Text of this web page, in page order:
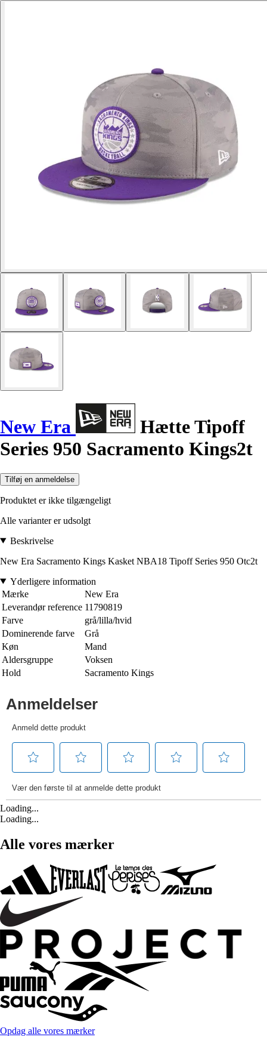
New Era
Hætte Tipoff
Series 950 Sacramento Kings2t
Tilføj en anmeldelse
Produktet er ikke tilgængeligt
Alle varianter er udsolgt
Beskrivelse
New Era Sacramento Kings Kasket NBA18 Tipoff Series 950 Otc2t
Yderligere information
Mærke
New Era
Leverandør reference 11790819
Farve
grå/lilla/hvid
Dominerende farve
Grå
Køn
Mand
Aldersgruppe
Voksen
Hold
Sacramento Kings
Loading...
Loading...
Alle vores mærker
Opdag alle vores mærker